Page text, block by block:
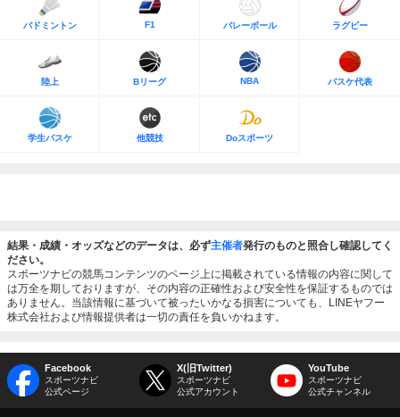
バドミントン F1 バレーボール ラグビー
陸上 Bリーグ NBA バスケ代表
学生バスケ 他競技 Doスポーツ
結果・成績・オッズなどのデータは、必ず主催者発行のものと照合し確認してく
ださい。
スポーツナビの競馬コンテンツのページ上に掲載されている情報の内容に関して
は万全を期しておりますが、その内容の正確性および安全性を保証するものでは
ありません。当該情報に基づいて被ったいかなる損害についても、LINEヤフー
株式会社および情報提供者は一切の責任を負いかねます。
Facebook
スポーツナビ
公式ページ
X(旧Twitter)
スポーツナビ
公式アカウント
YouTube
スポーツナビ
公式チャンネル